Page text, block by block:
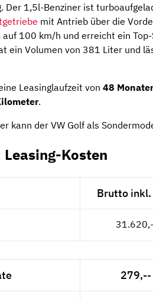
Der 1,5l-Benziner ist
mit Antrieb über die
auf 100 km/h und erreicht ein
ein Volumen von 381 Liter und
Leasinglaufzeit von 48
.
kann der VW Golf als
Leasing-Kosten
Brutto inkl.